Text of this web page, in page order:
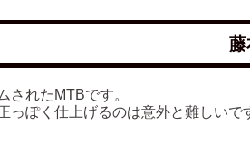
されたMTBです。
っぽく仕上げるのは意外と難しいで